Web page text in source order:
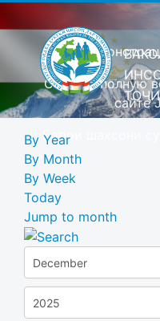
Это
Скачать полную
сайте
Барои шахсони
By Year
By Month
By Week
Today
Jump to month